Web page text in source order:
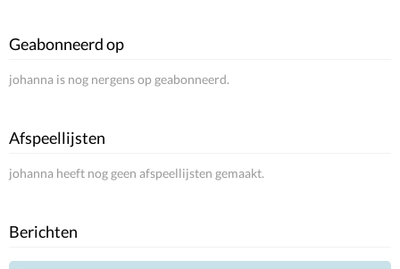
Geabonneerd op
johanna is nog nergens op geabonneerd.
Afspeellijsten
johanna heeft nog geen afspeellijsten gemaakt.
Berichten